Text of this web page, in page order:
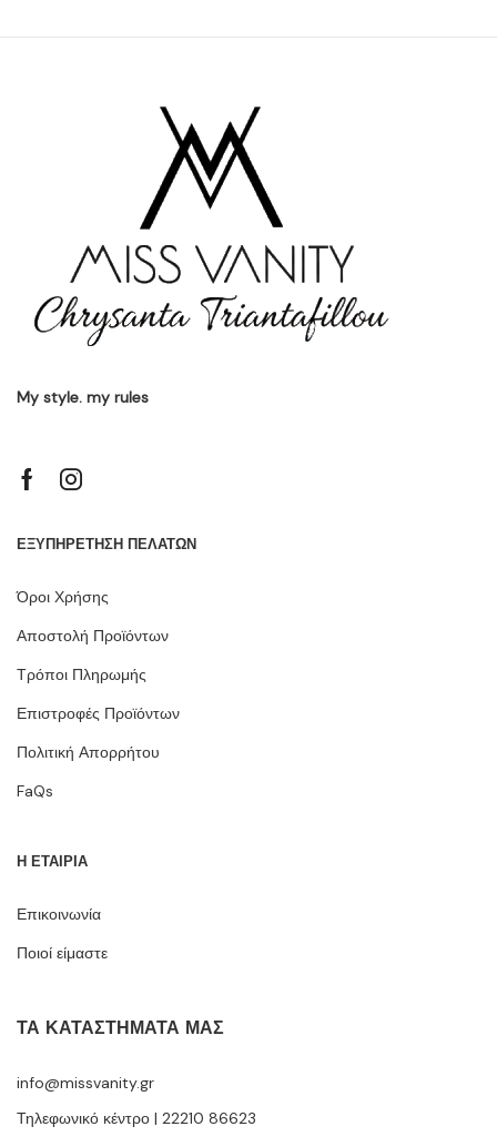
My style. my rules
ΕΞΥΠΗΡΕΤΗΣΗ ΠΕΛΑΤΩΝ
Όροι Χρήσης
Αποστολή Προϊόντων
Τρόποι Πληρωμής
Επιστροφές Προϊόντων
Πολιτική Απορρήτου
FaQs
Η ΕΤΑΙΡΙΑ
Επικοινωνία
Ποιοί είμαστε
ΤΑ ΚΑΤΑΣΤΉΜΑΤΆ ΜΑΣ
info@missvanity.gr
Τηλεφωνικό κέντρο | 22210 86623